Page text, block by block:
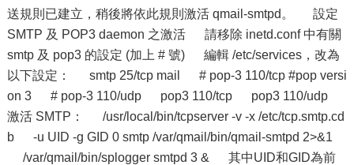
送規則已建立，稍後將依此規則激活 qmail-smtpd。 設定
SMTP 及 POP3 daemon 之激活 請移除 inetd.conf 中有關
smtp 及 pop3 的設定 (加上 # 號) 編輯 /etc/services，改為
以下設定： smtp 25/tcp mail # pop-3 110/tcp #pop versi
on 3 # pop-3 110/udp pop3 110/tcp pop3 110/udp
激活 SMTP： /usr/local/bin/tcpserver -v -x /etc/tcp.smtp.cd
b -u UID -g GID 0 smtp /var/qmail/bin/qmail-smtpd 2>&1
/var/qmail/bin/splogger smtpd 3 & 其中UID和GID為前